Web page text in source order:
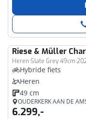
Riese & Müller
Heren Slate Grey 49cm
Hybride fiets
Heren
49 cm
OUDERKERK AAN DE
6.299,-